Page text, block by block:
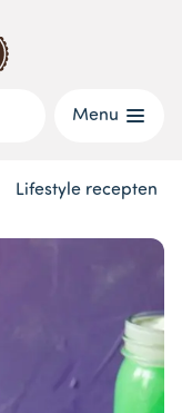
Menu
Lifestyle recepten